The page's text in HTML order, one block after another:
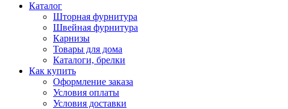
Каталог
Шторная фурнитура
Швейная фурнитура
Карнизы
Товары для дома
Каталоги, брелки
Как купить
Оформление заказа
Условия оплаты
Условия доставки